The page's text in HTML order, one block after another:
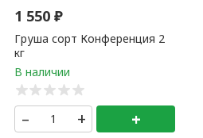
1 550₽
Груша сорт Конференция 2
кг
– + +